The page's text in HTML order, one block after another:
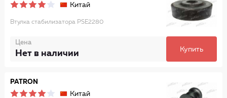
Китай
Втулка стабилизатора PSE2280
Цена
Нет в наличии Купить
PATRON
Китай